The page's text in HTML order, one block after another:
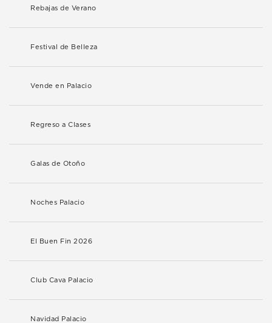
Rebajas de Verano
Festival de Belleza
Vende en Palacio
Regreso a Clases
Galas de Otoño
Noches Palacio
El Buen Fin 2026
Club Cava Palacio
Navidad Palacio